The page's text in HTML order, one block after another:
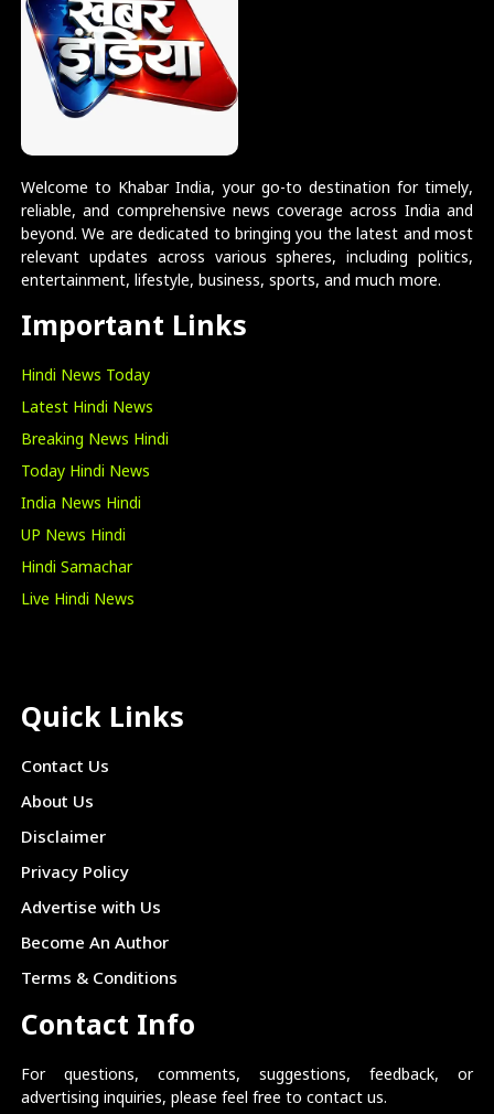
Welcome to Khabar India, your go-to destination for timely,
reliable, and comprehensive news coverage across India and
beyond. We are dedicated to bringing you the latest and most
relevant updates across various spheres, including politics,
entertainment, lifestyle, business, sports, and much more.
Important Links
Hindi News Today
Latest Hindi News
Breaking News Hindi
Today Hindi News
India News Hindi
UP News Hindi
Hindi Samachar
Live Hindi News
Quick Links
Contact Us
About Us
Disclaimer
Privacy Policy
Advertise with Us
Become An Author
Terms & Conditions
Contact Info
For questions, comments, suggestions, feedback, or
advertising inquiries, please feel free to contact us.